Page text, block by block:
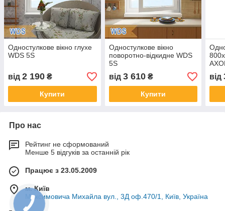
Одностулкове вікно глухе
WDS 5S
від 2 190 ₴
Купити
Одностулкове вікно
поворотно-відкидне WDS
5S
від 3 610₴
Купити
від
Про нас
Рейтинг не сформований
Менше 5 відгуків за останній рік
Працює з 23.05.2009
м. Київ
Максимовича Михайла вул., 3Д оф.470/1, Київ, Україна